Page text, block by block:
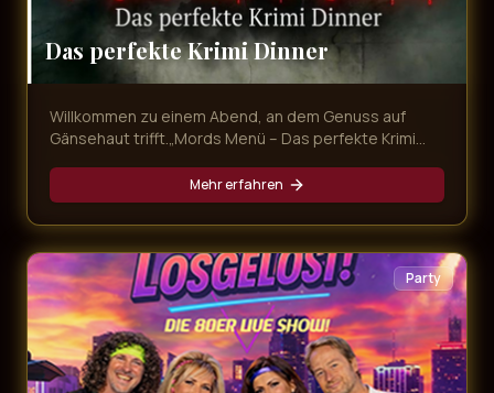
Das perfekte Krimi Dinner
Willkommen zu einem Abend, an dem Genuss auf
Gänsehaut trifft.„Mords Menü – Das perfekte Krimi
interaktives Erlebnis voller Intrigen, Geheimnisse und
überraschender Wendungen. Während Sie ein
exquisites Mehr-Gänge-Menü genießen, entfaltet
sich direkt vor Ihren Augen ein packender Kriminalfall.
Mehr erfahren
Party